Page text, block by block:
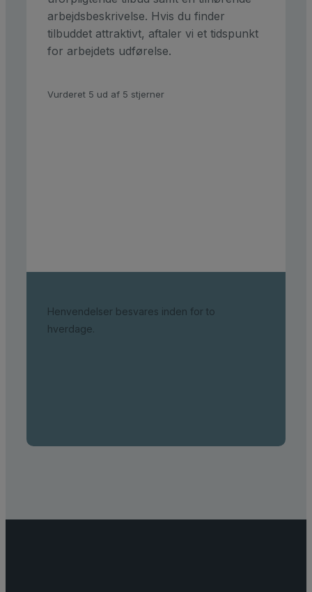
arbejdsbeskrivelse. Hvis du finder
tilbuddet attraktivt, aftaler vi et tidspunkt
for arbejdets udførelse.
Vurderet 5 ud af 5 stjerner
Henvendelser besvares inden for to
hverdage.